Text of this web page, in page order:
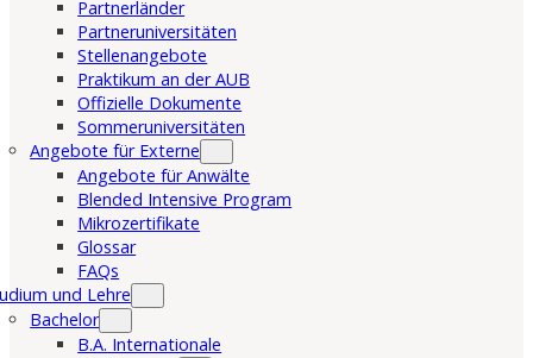
Partnerländer
Partneruniversitäten
Stellenangebote
Praktikum an der AUB
Offizielle Dokumente
Sommeruniversitäten
Angebote für Externe
Angebote für Anwälte
Blended Intensive Program
Mikrozertifikate
Glossar
FAQs
und Lehre
Bachelor
B.A. Internationale